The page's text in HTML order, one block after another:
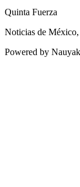
Quinta Fuerza
Noticias de
Powered by